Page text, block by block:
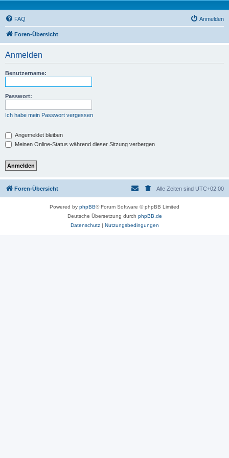
FAQ Anmelden
Foren-Übersicht
Anmelden
Benutzername:
Passwort:
Ich habe mein Passwort vergessen
Angemeldet bleiben
Meinen Online-Status während dieser Sitzung verbergen
Foren-Übersicht Alle Zeiten sind UTC+02:00
Powered by phpBB® Forum Software © phpBB Limited
Deutsche Übersetzung durch phpBB.de
Datenschutz| Nutzungsbedingungen